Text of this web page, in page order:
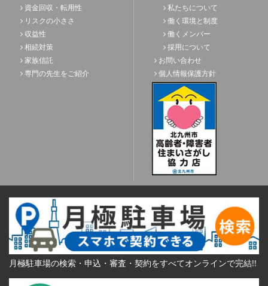
資金回収・転用性
リスクの小ささ
収益性
相続対策
家族信託
専門の先生をご紹介
私たちについて
働く環境と制度
働くメンバー
採用について
お問い合わせ
個人情報保護方針
月極駐車場の検索・申込・審査・契約をすべてオンラインで完結!!